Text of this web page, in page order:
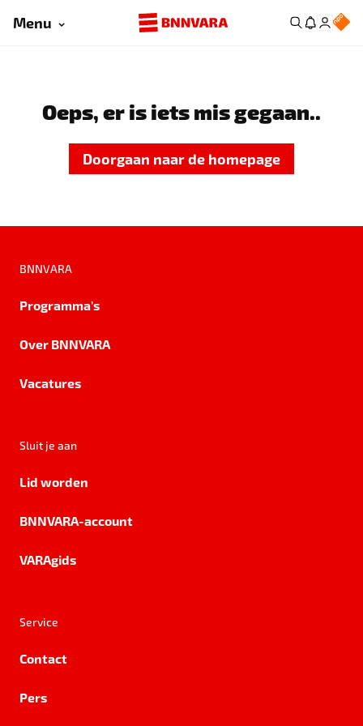
Menu
Oeps, er is iets mis gegaan..
Doorgaan naar de homepage
BNNVARA
Programma's
Over BNNVARA
Vacatures
Sluit je aan
Lid worden
BNNVARA-account
VARAgids
Service
Contact
Pers